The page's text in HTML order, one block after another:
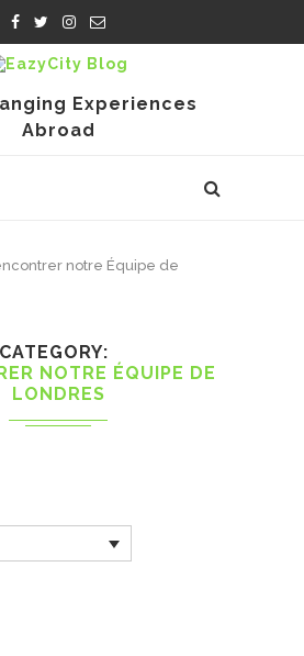
Experiences
Abroad
notre Équipe de
CATEGORY
NOTRE ÉQUIPE DE
LONDRES